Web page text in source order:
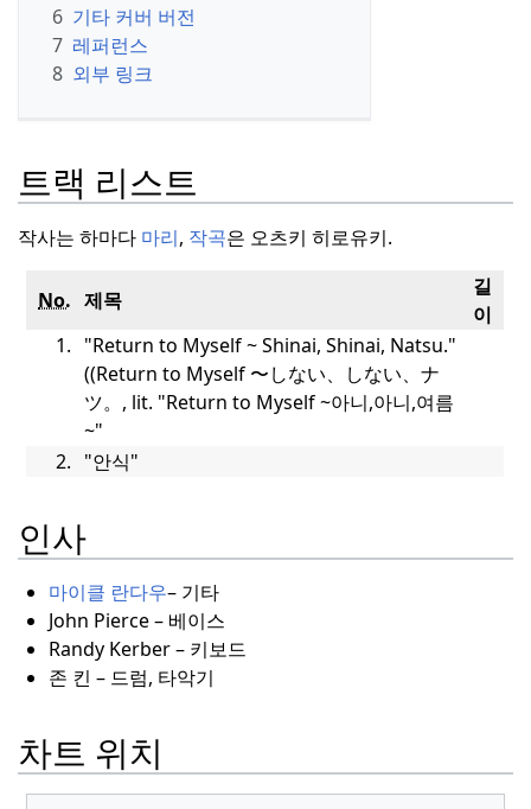
6 기타 커버 버전
7 레퍼런스
8 외부 링크
트랙 리스트
작사는 하마다 마리, 작곡은 오츠키 히로유키.
No. 제목
길
이
1. "Return to Myself ~ Shinai, Shinai, Natsu."
((Return to Myself 〜しない、しない、ナ
ツ。 , lit. "Return to Myself ~아니,아니,여름
~"
2. "안식"
인사
마이클 란다우– 기타
John Pierce – 베이스
Randy Kerber – 키보드
존 킨 – 드럼, 타악기
차트 위치